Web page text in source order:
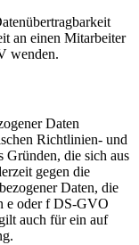
an einen Mitarbeiter
wenden.
Daten
Richtlinien- und
Gründen, die sich aus
gegen die
Daten, die
e oder f DS-GVO
auch für ein auf